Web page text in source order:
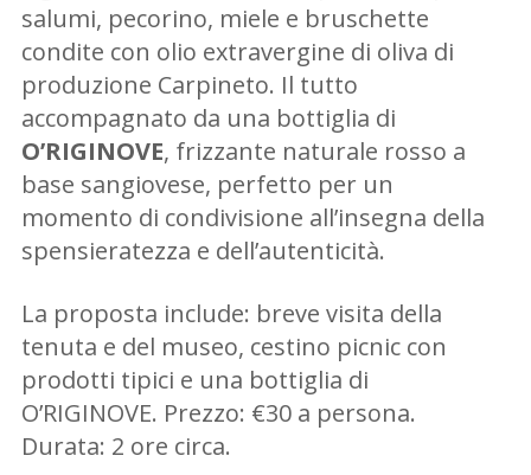
salumi, pecorino, miele e bruschette
condite con olio extravergine di oliva di
produzione Carpineto. Il tutto
accompagnato da una bottiglia di
O’RIGINOVE, frizzante naturale rosso a
base sangiovese, perfetto per un
momento di condivisione all’insegna della
spensieratezza e dell’autenticità.
La proposta include: breve visita della
tenuta e del museo, cestino picnic con
prodotti tipici e una bottiglia di
O’RIGINOVE. Prezzo: €30 a persona.
Durata: 2 ore circa.